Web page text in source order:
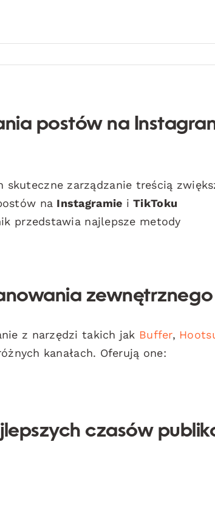
postów na
skuteczne zarządzanie treścią
na Instagramie iTikToku
przedstawia najlepsze metody
zewnętrznego
z narzędzi takich jak Buffer,
kanałach. Oferują one:
czasów